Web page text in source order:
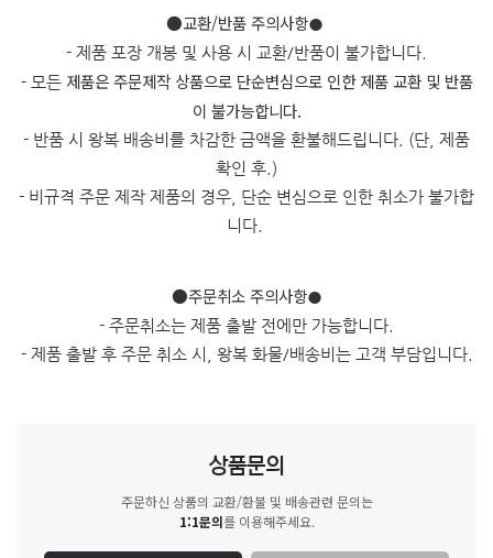
​●교환/반품 주의사항●
- 제품 포장 개봉 및 사용 시 교환/반품이 불가합니다.
- 모든 제품은 주문제작 상품으로 단순변심으로 인한 제품 교환 및 반품
이 불가능합니다.
- 반품 시 왕복 배송비를 차감한 금액을 환불해드립니다. (단, 제품
확인 후.)
- 비규격 주문 제작 제품의 경우, 단순 변심으로 인한 취소가 불가합
니다.
●주문취소 주의사항●
- 주문취소는 제품 출발 전에만 가능합니다.
- 제품 출발 후 주문 취소 시, 왕복 화물/배송비는 고객 부담입니다.
상품문의
주문하신 상품의 교환/환불 및 배송관련 문의는
1:1문의를 이용해주세요.